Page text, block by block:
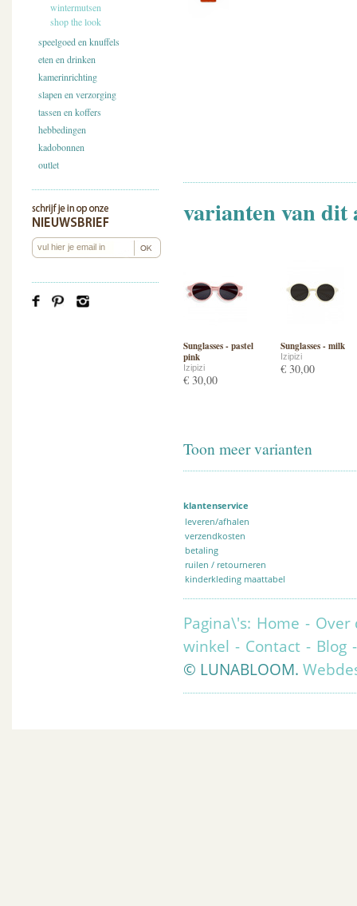
wintermutsen
shop the look
speelgoed en knuffels
eten en drinken
kamerinrichting
slapen en verzorging
tassen en koffers
hebbedingen
kadobonnen
outlet
varianten van
Sunglasses - pastel
pink
Izipizi
€ 30,00
Sunglasses - milk
Izipizi
€ 30,00
Toon meer varianten
klantenservice
leveren/afhalen
verzendkosten
betaling
ruilen / retourneren
kinderkleding maattabel
Pagina\'s: Home - Over
winkel - Contact - Blog
© LUNABLOOM.